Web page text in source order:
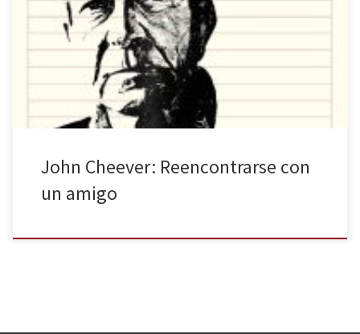
cuándo le conocí ni qué cuento suyo leí en primer lugar; solo sé
que, desde nuestro primer encuentro, sigue conmigo. Muchas
noches he releído algunos de sus relatos y siempre he
descubierto algo nuevo en ellos, cierta cuestión de la que […]
John Cheever: Reencontrarse con
un amigo